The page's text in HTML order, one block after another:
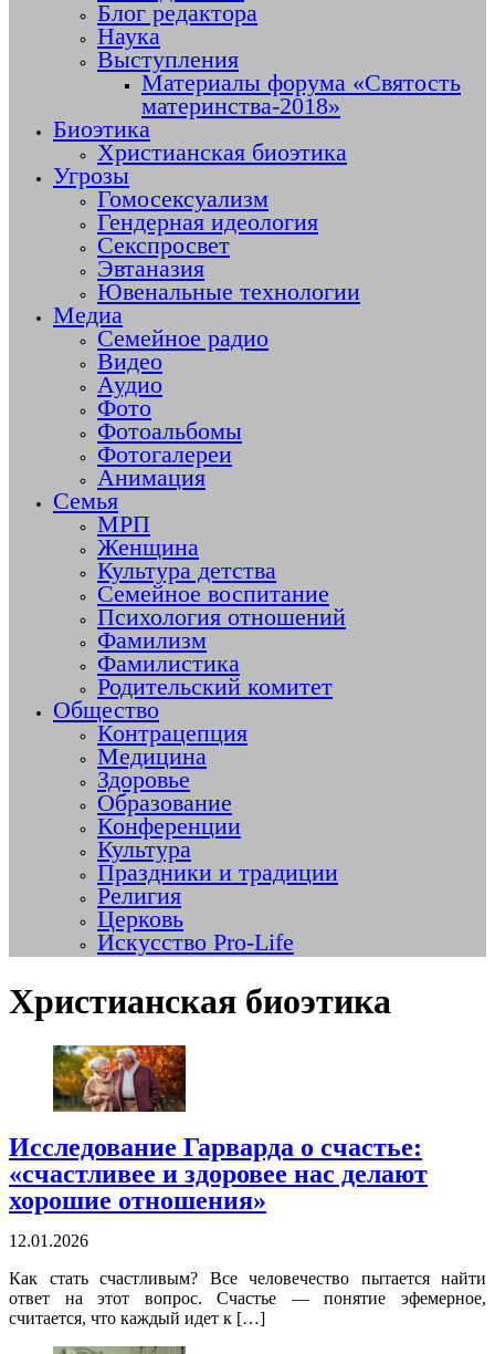
Блог редактора
Наука
Выступления
Материалы форума «Святость
материнства-2018»
Биоэтика
Христианская биоэтика
Угрозы
Гомосексуализм
Гендерная идеология
Секспросвет
Эвтаназия
Ювенальные технологии
Медиа
Семейное радио
Видео
Аудио
Фото
Фотоальбомы
Фотогалереи
Анимация
Семья
МРП
Женщина
Культура детства
Семейное воспитание
Психология отношений
Фамилизм
Фамилистика
Родительский комитет
Общество
Контрацепция
Медицина
Здоровье
Образование
Конференции
Культура
Праздники и традиции
Религия
Церковь
Искусство Pro-Life
Христианская биоэтика
Исследование Гарварда о счастье:
«счастливее и здоровее нас делают
хорошие отношения»
12.01.2026
Как стать счастливым? Все человечество пытается найти
ответ на этот вопрос. Счастье — понятие эфемерное,
считается, что каждый идет к […]